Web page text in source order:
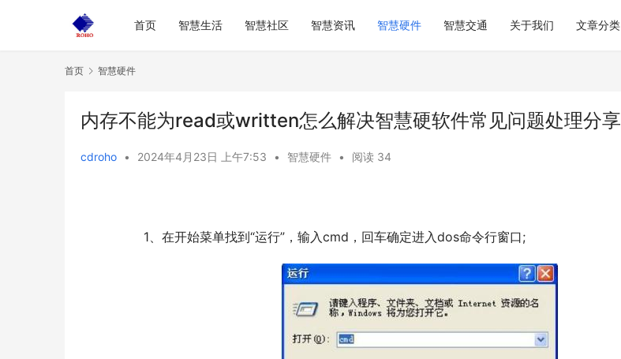
首页 智慧生活 智慧社区 智慧资讯 智慧硬件 智慧交通 关于我们 文章分类
首页 智慧硬件
内存不能为read或written怎么解决智慧硬软件常见问题处理分享
cdroho • 2024年4月23日 上午7:53 • 智慧硬件 • 阅读 34
  	1、在开始菜单找到“运行”，输入cmd，回车确定进入dos命令行窗口;